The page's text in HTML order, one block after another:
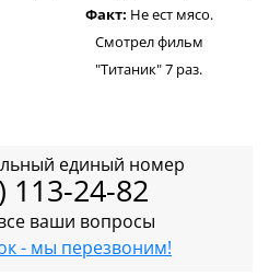
Не ест мясо.
единый номер
113-24-82
ваши вопросы
- мы перезвоним!